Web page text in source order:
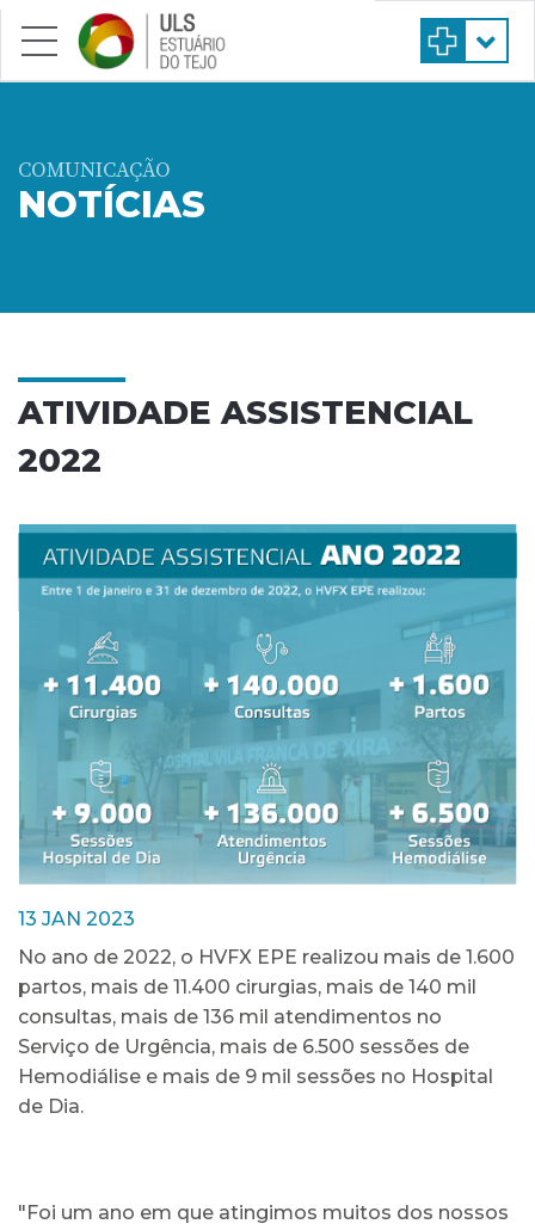
Saltar para conteúdo principal
COMUNICAÇÃO
NOTÍCIAS
ATIVIDADE ASSISTENCIAL
2022
13 JAN 2023
No ano de 2022, o HVFX EPE realizou mais de 1.600
partos, mais de 11.400 cirurgias, mais de 140 mil
consultas, mais de 136 mil atendimentos no
Serviço de Urgência, mais de 6.500 sessões de
Hemodiálise e mais de 9 mil sessões no Hospital
de Dia.
"Foi um ano em que atingimos muitos dos nossos